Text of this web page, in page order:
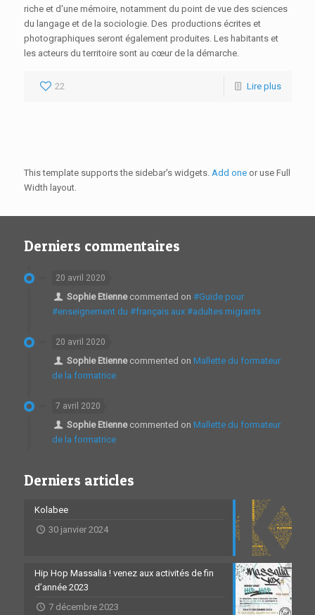
riche et d'une mémoire, notamment du point de vue des sciences
du langage et de la sociologie. Des productions écrites et
photographiques seront également produites. Les habitants et
les acteurs du territoire sont au cœur de la démarche.
22 Lire plus
This template supports the sidebar's widgets. Add oneor use Full
Width layout.
Derniers commentaires
20 avril 2020
Sophie Etiennecommented on #Guide pour
#enseignement du #français aux #adultes migrants
20 avril 2020
Sophie Etiennecommented on Mallette du formateur
de la formatrice
7 avril 2020
Sophie Etiennecommented on Mallette du formateur
de la formatrice
Derniers articles
Kolabee
30 janvier 2024
Hip Hop Massalia ! venez aux activités de fin
d’année 2023
7 décembre 2023